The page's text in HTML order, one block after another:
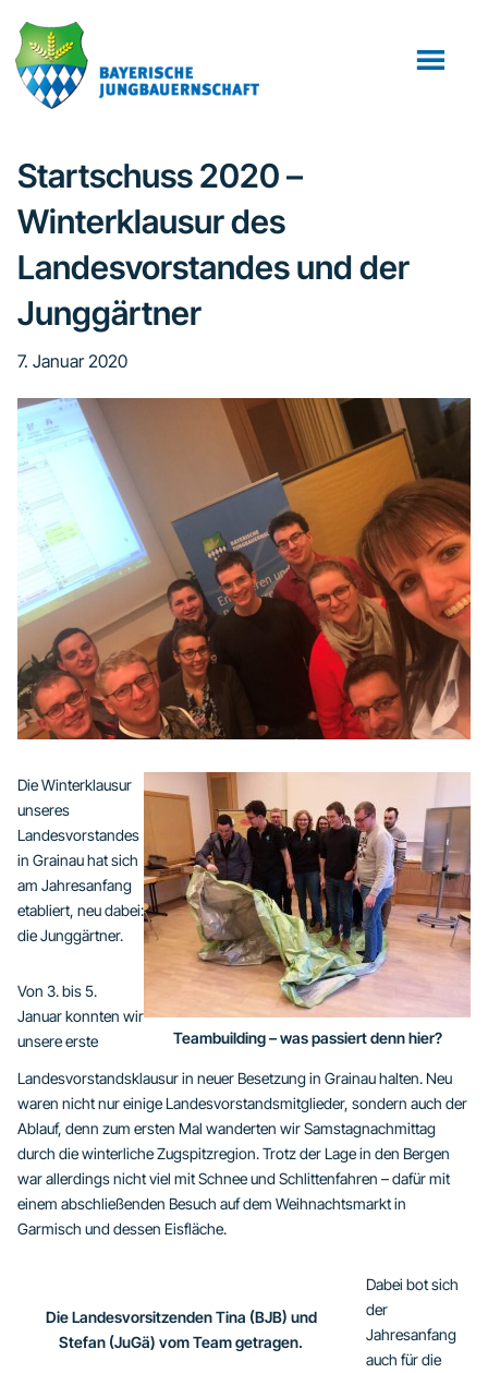
Inhalt
springen
Seitenspalte
springen
Fußzeile
springen
Startschuss 2020 –
Winterklausur des
Landesvorstandes und der
Junggärtner
7. Januar 2020
Teambuilding – was passiert denn hier?
Die Winterklausur
unseres
Landesvorstandes
in Grainau hat sich
am Jahresanfang
etabliert, neu dabei:
die Junggärtner.
Von 3. bis 5.
Januar konnten wir
unsere erste
Landesvorstandsklausur in neuer Besetzung in Grainau halten. Neu
waren nicht nur einige Landesvorstandsmitglieder, sondern auch der
Ablauf, denn zum ersten Mal wanderten wir Samstagnachmittag
durch die winterliche Zugspitzregion. Trotz der Lage in den Bergen
war allerdings nicht viel mit Schnee und Schlittenfahren – dafür mit
einem abschließenden Besuch auf dem Weihnachtsmarkt in
Garmisch und dessen Eisfläche.
Die Landesvorsitzenden Tina (BJB) und
Stefan (JuGä) vom Team getragen.
Dabei bot sich
der
Jahresanfang
auch für die